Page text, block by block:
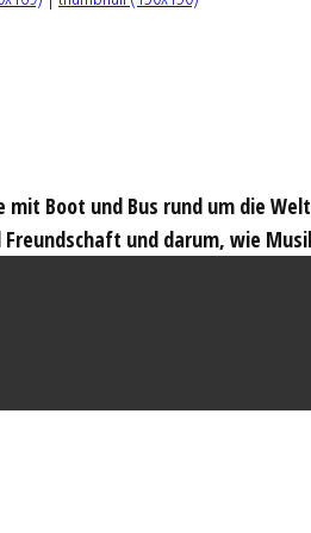
Boot und Bus rund um die
und darum, wie